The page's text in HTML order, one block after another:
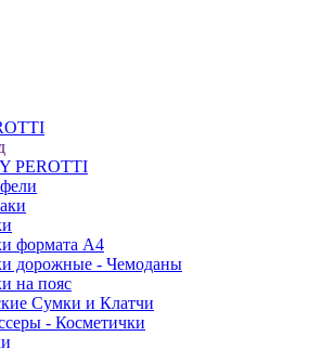
PEROTTI
формата А4
дорожные - Чемоданы
на пояс
Сумки и Клатчи
- Косметички